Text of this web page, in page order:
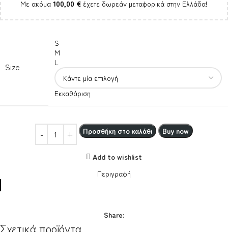
Με ακόμα 100,00 € έχετε δωρεάν μεταφορικά στην Ελλάδα!
Size
S
M
L
Εκκαθάριση
Προσθήκη στο καλάθι Buy now
Add to wishlist
Περιγραφή
Share:
Σχετικά προϊόντα